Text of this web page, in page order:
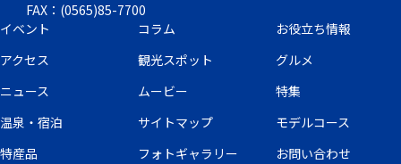
FAX：(0565)85-7700
イベント
コラム
お役立ち情報
アクセス
観光スポット
グルメ
ニュース
ムービー
特集
温泉・宿泊
サイトマップ
モデルコース
特産品
フォトギャラリー お問い合わせ